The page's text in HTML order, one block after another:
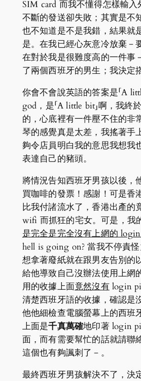
SIM card 而我不懂得怎樣輸入
不斷的發送卻失敗；其實是不
也不知道是不是我錯，結果就
是。在我已經心灰意冷放棄－
在對於我是很難度高的一件事
了兩個西班牙的男生；我決定
你會不會說英語的答案是「A
god，是「A little bit」啊，我終
的，心底裡有一件壓不住的非
琴的感覺真是太差，我搖著手
夠令店員明白我的意思我想我
表達自己的豬頭。
將情況告知西班牙男孩以後，
買咖啡的發票！感謝！可是香
比我付諸流水了，香港出產的
wifi 而抓狂的宅女。可是，我
是完全是完全沒有上網的
hell is going on? 當我不停責
想拿著廢紙就在跟男友告別的
給他導致自己沒辦法使用上網
用的收據上面竟然沒有login
清楚西班牙語的收據，確認是
他他細檢查電腦螢幕上的西班
上面是千真萬確地印著 login
面，而有需要幫忙的話就請聯
這個也有夠諷刺了－。
最終西班牙男孩解決不了，決